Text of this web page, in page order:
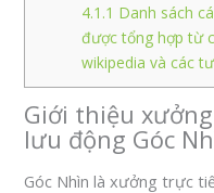
4.1.1 Danh sách
được tổng hợp từ
wikipedia và các
Giới thiệu
lưu động Góc
Góc Nhìn là xưởng trực